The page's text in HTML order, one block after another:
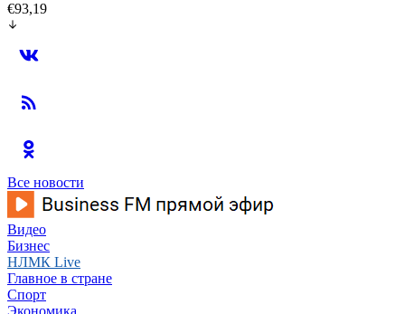
€93,19
Все новости
Видео
Бизнес
НЛМК Live
Главное в стране
Спорт
Экономика